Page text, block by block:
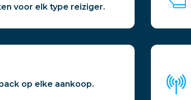
voor elk type reiziger.
op elke aankoop.